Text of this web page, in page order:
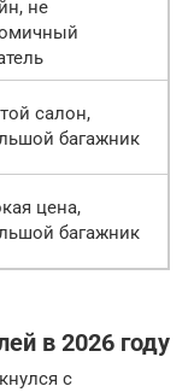
не
салон,
багажник
цена,
багажник
в 2026 году
с